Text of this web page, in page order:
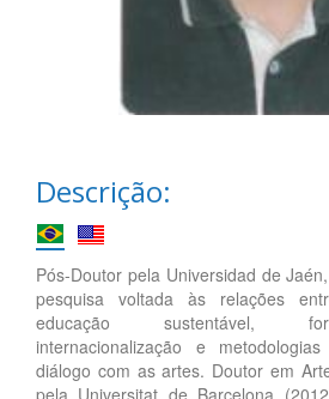
Descrição:
Pós-Doutor pela Universidad de
pesquisa voltada às relações
educação sustentável,
internacionalização e
diálogo com as artes. Doutor em
pela Universitat de Barcelona